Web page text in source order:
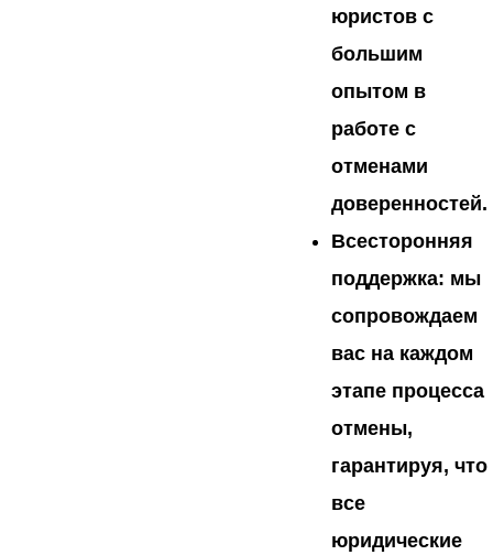
юристов с
большим
опытом в
работе с
отменами
доверенностей.
Всесторонняя
поддержка: мы
сопровождаем
вас на каждом
этапе процесса
отмены,
гарантируя, что
все
юридические